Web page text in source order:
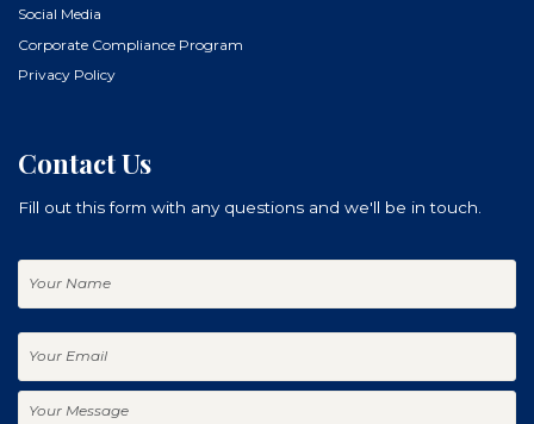
Social Media
Corporate Compliance Program
Privacy Policy
Contact Us
Fill out this form with any questions and we'll be in touch.
Name
Email
Message